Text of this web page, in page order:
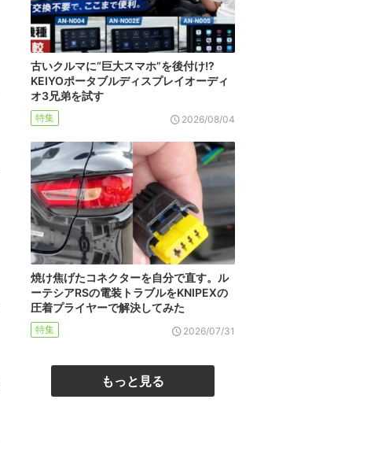
古いクルマに“巨大スマホ”を後付け!?
KEIYOポータブルディスプレイオーディ
オ3兄弟を試す
特集 2026/08/04
焼け焦げたコネクターを自分で直す。ル
ーテシアRSの電装トラブルをKNIPEXの
圧着プライヤーで解決してみた
特集 2026/07/31
もっと見る